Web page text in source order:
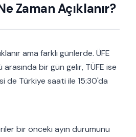
Zaman Açıklanır?
ama farklı günlerde. ÜFE
arasında bir gün gelir, TÜFE ise
de Türkiye saati ile 15:30'da
bir önceki ayın durumunu